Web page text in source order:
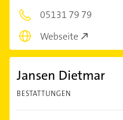
05131 79 79
Webseite
Jansen Dietmar
BESTATTUNGEN